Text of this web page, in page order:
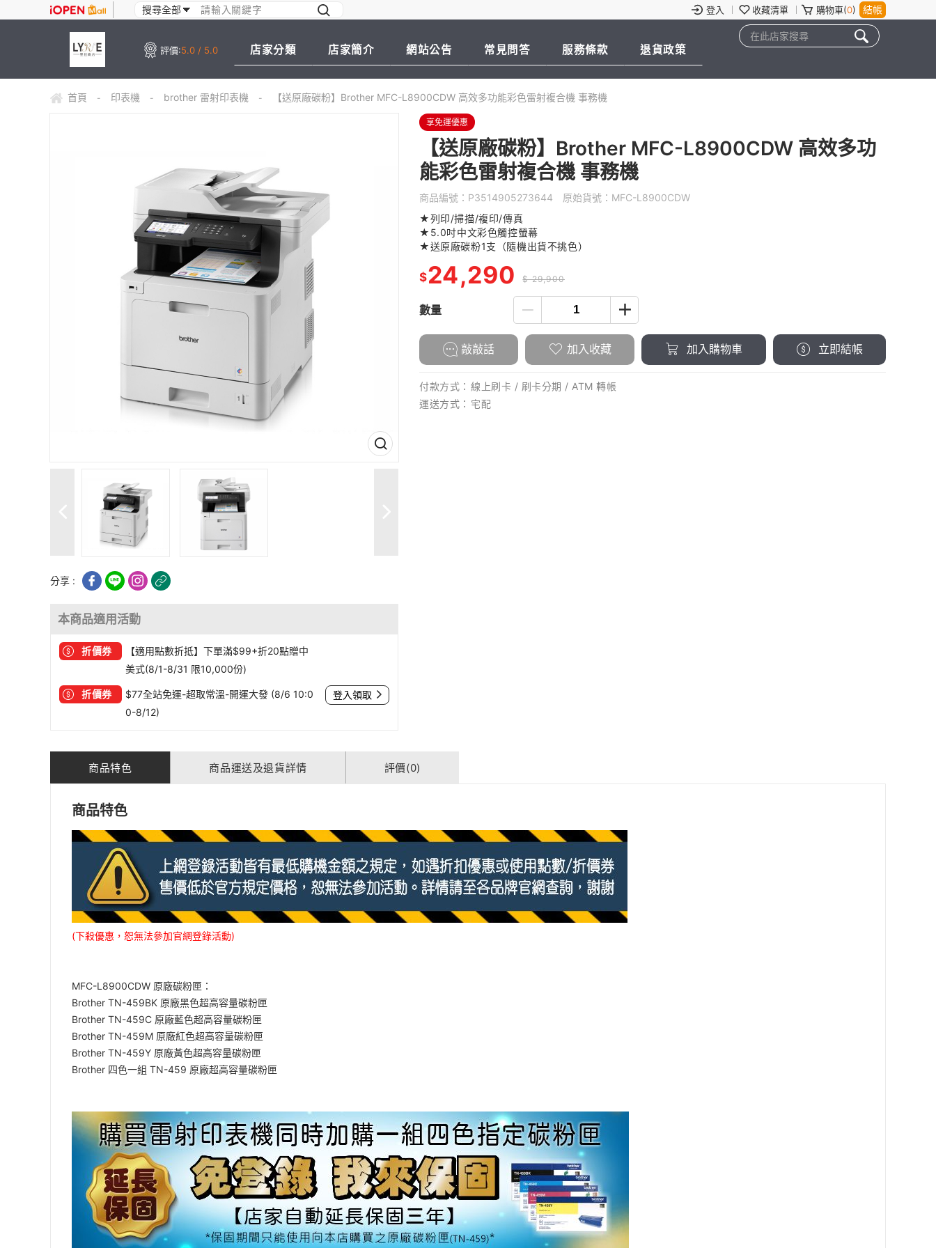
登入 收藏清單 購物車(0) 結帳
評價:5.0 / 5.0 店家分類 店家簡介 網站公告 常見問答 服務條款 退貨政策
首頁 - 印表機 - brother 雷射印表機 - 【送原廠碳粉】Brother MFC-L8900CDW 高效多功能彩色雷射複合機 事務機
分享 :
本商品適用活動
折價券
【適用點數折抵】下單滿$99+折20點贈中
美式(8/1-8/31 限10,000份)
折價券
$77全站免運-超取常溫-開運大發 (8/6 10:0
0-8/12)
登入領取
享免運優惠
【送原廠碳粉】Brother MFC-L8900CDW 高效多功
能彩色雷射複合機 事務機
商品編號： P3514905273644 原始貨號： MFC-L8900CDW
★列印/掃描/複印/傳真
★5.0吋中文彩色觸控螢幕
★送原廠碳粉1支（隨機出貨不挑色）
$24,290 $ 29,900
數量
敲敲話 加入收藏 加入購物車 立即結帳
付款方式： 線上刷卡 / 刷卡分期 / ATM 轉帳
運送方式： 宅配
商品特色 商品運送及退貨詳情 評價(0)
商品特色
(下殺優惠，恕無法參加官網登錄活動)
MFC-L8900CDW 原廠碳粉匣：
Brother TN-459BK 原廠黑色超高容量碳粉匣
Brother TN-459C 原廠藍色超高容量碳粉匣
Brother TN-459M 原廠紅色超高容量碳粉匣
Brother TN-459Y 原廠黃色超高容量碳粉匣
Brother 四色一組 TN-459 原廠超高容量碳粉匣